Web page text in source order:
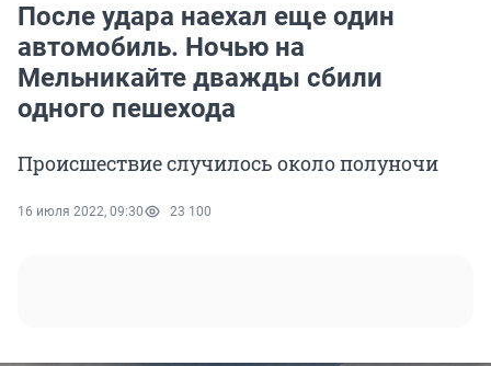
После удара наехал еще один
автомобиль. Ночью на
Мельникайте дважды сбили
одного пешехода
Происшествие случилось около полуночи
16 июля 2022, 09:30 23 100